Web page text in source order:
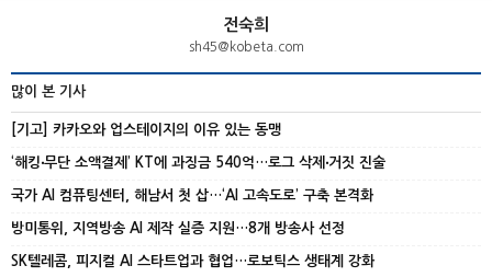
전숙희
sh45@kobeta.com
많이 본 기사
[기고] 카카오와 업스테이지의 이유 있는 동맹
‘해킹‧무단 소액결제’ KT에 과징금 540억…로그 삭제‧거짓 진술
국가 AI 컴퓨팅센터, 해남서 첫 삽…‘AI 고속도로’ 구축 본격화
방미통위, 지역방송 AI 제작 실증 지원…8개 방송사 선정
SK텔레콤, 피지컬 AI 스타트업과 협업…로보틱스 생태계 강화